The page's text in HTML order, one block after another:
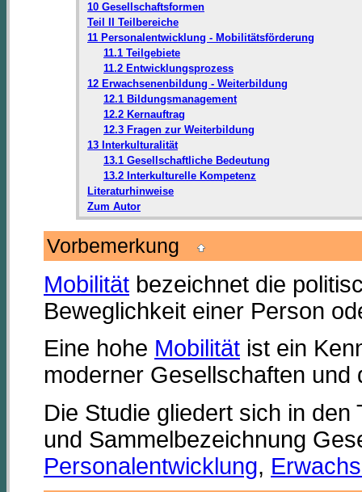
10 Gesellschaftsformen
Teil II Teilbereiche
11 Personalentwicklung - Mobilitätsförderung
11.1 Teilgebiete
11.2 Entwicklungsprozess
12 Erwachsenenbildung - Weiterbildung
12.1 Bildungsmanagement
12.2 Kernauftrag
12.3 Fragen zur Weiterbildung
13 Interkulturalität
13.1 Gesellschaftliche Bedeutung
13.2 Interkulturelle Kompetenz
Literaturhinweise
Zum Autor
Vorbemerkung
Mobilität bezeichnet die
Beweglichkeit einer Person
Eine hohe Mobilität ist ein
moderner Gesellschaften
Die Studie gliedert sich in den
und Sammelbezeichnung
Personalentwicklung,